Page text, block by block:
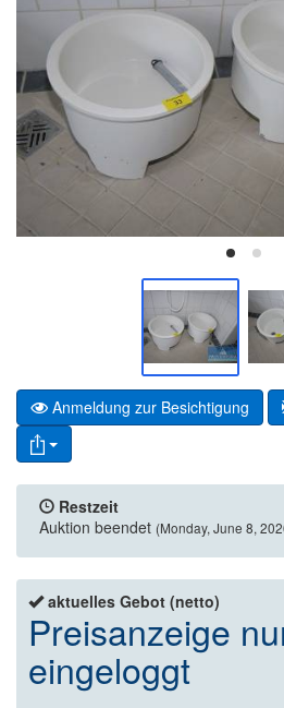
Anmeldung zur Besichtigung
Restzeit
Auktion beendet (Monday, June 8,
aktuelles Gebot (netto)
Preisanzeige
eingeloggt